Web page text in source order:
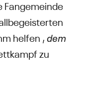
Fangemeinde
helfen ,dem
zu